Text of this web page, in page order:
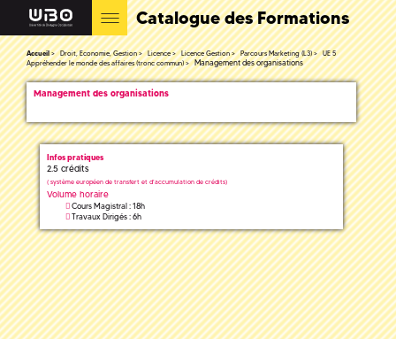
Catalogue des Formations
Accueil Droit, Economie, Gestion Licence Licence Gestion Parcours Marketing (L3)
UE 5
Appréhender le monde des affaires (tronc commun)
Management des organisations
Management des organisations
Infos pratiques
2.5 crédits
( système européen de transfert et d'accumulation de crédits)
Volume horaire
Cours Magistral : 18h
Travaux Dirigés : 6h